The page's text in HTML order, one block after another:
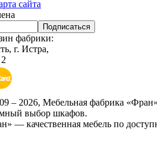
сайта
Подписаться
фабрики:
г. Истра,
– 2026, Мебельная фабрика
выбор шкафов.
— качественная мебель по